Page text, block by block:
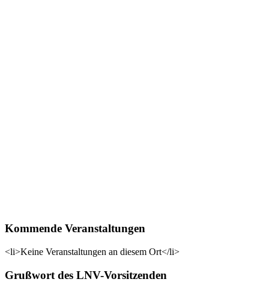
Kommende Veranstaltungen
<li>Keine Veranstaltungen an diesem Ort</li>
Grußwort des LNV-Vorsitzenden